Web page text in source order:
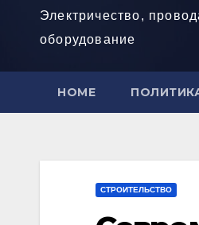
Электричество,
оборудование
HOME
СТРОИТЕЛЬСТВО